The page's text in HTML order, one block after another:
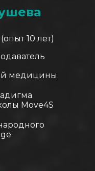
10 лет)
Move4S
медицины